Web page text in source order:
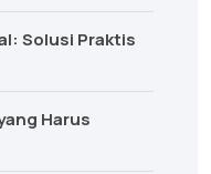
Solusi Praktis
Harus